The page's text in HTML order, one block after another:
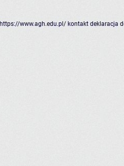
https://www.agh.edu.pl/ kontakt deklaracja